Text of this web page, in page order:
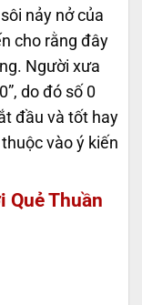
nảy nở của
cho rằng đây
Người xưa
do đó số 0
đầu và tốt hay
vào ý kiến
Quẻ Thuần